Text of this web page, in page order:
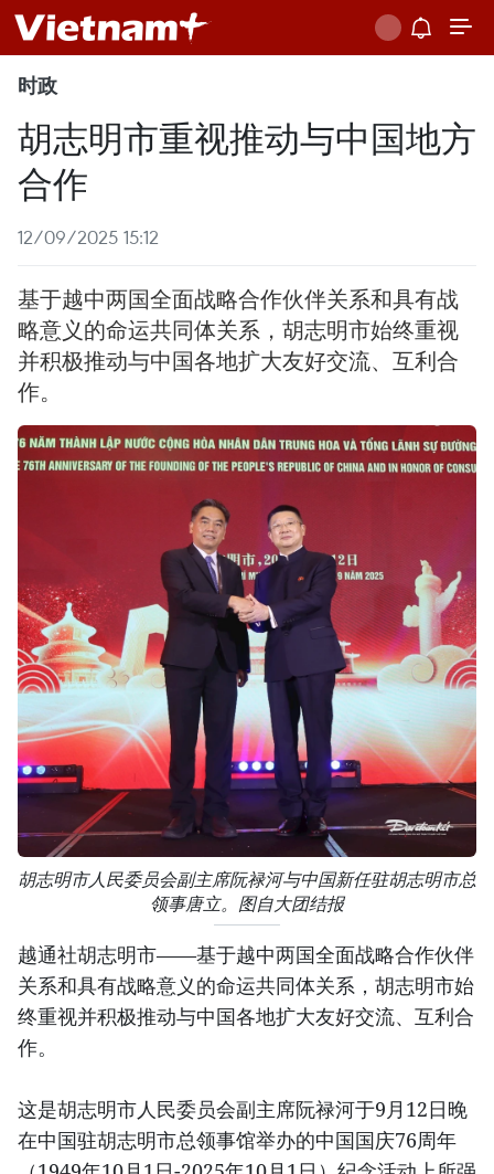
时政
胡志明市重视推动与中国地方
合作
12/09/2025 15:12
基于越中两国全面战略合作伙伴关系和具有战
略意义的命运共同体关系，胡志明市始终重视
并积极推动与中国各地扩大友好交流、互利合
作。
胡志明市人民委员会副主席阮禄河与中国新任驻胡志明市总
领事唐立。图自大团结报
越通社胡志明市——基于越中两国全面战略合作伙伴
关系和具有战略意义的命运共同体关系，胡志明市始
终重视并积极推动与中国各地扩大友好交流、互利合
作。
这是胡志明市人民委员会副主席阮禄河于9月12日晚
在中国驻胡志明市总领事馆举办的中国国庆76周年